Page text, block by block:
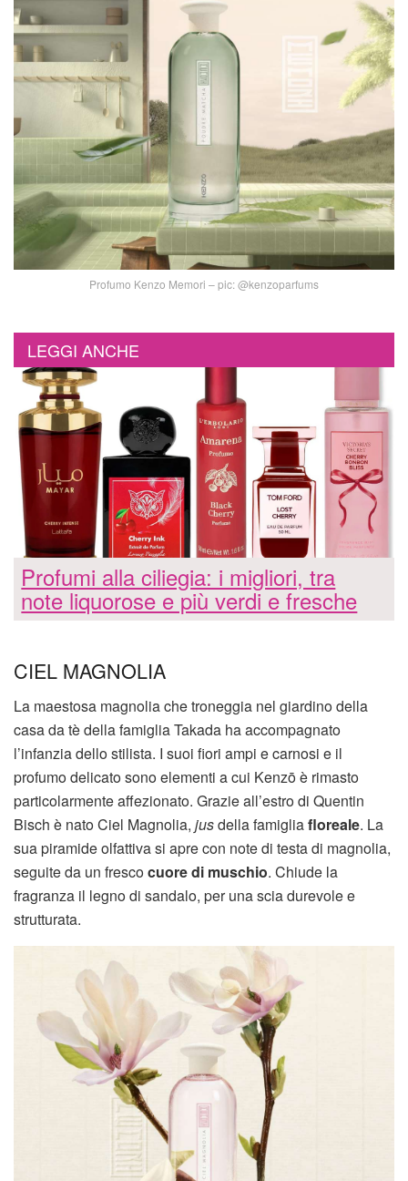
Profumo Kenzo Memori – pic:@kenzoparfums
LEGGI ANCHE
Profumi alla ciliegia: i migliori, tra
note liquorose e più verdi e fresche
CIEL MAGNOLIA
La maestosa magnolia che troneggia nel giardino della
casa da tè della famiglia Takada ha accompagnato
l’infanzia dello stilista. I suoi fiori ampi e carnosi e il
profumo delicato sono elementi a cui Kenzō è rimasto
particolarmente affezionato. Grazie all’estro di Quentin
Bisch è nato Ciel Magnolia, jusdella famigliafloreale. La
sua piramide olfattiva si apre con note di testa di magnolia,
seguite da un frescocuore di muschio. Chiude la
fragranza il legno di sandalo, per una scia durevole e
strutturata.